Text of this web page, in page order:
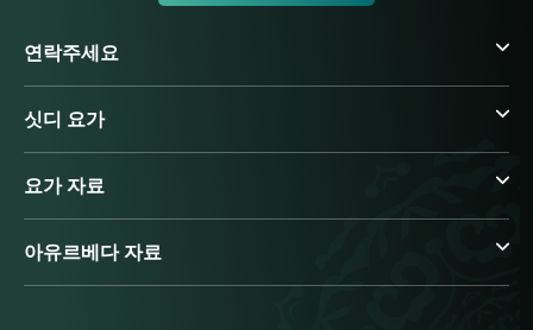
연락주세요
싯디 요가
요가 자료
아유르베다 자료